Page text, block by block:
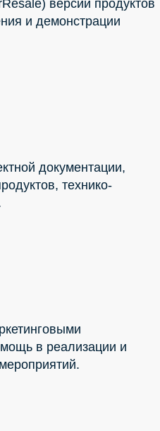
версии продуктов
и демонстрации
в реализации и
документации,
технико-